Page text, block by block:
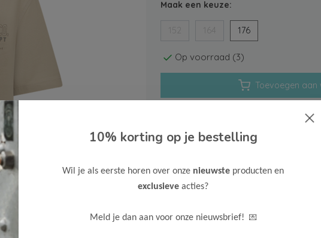
Maak een keuze:
176
Op voorraad (3)
Toevoegen aan
Aan
Gratis verzenden vanaf 75,-
Verzenden 1-3 werkdagen
Neem contact
10% korting op je bestelling
Wil je als eerste horen over onze nieuwste producten en
exclusieve acties?
Meld je dan aan voor onze nieuwsbrief! 💌